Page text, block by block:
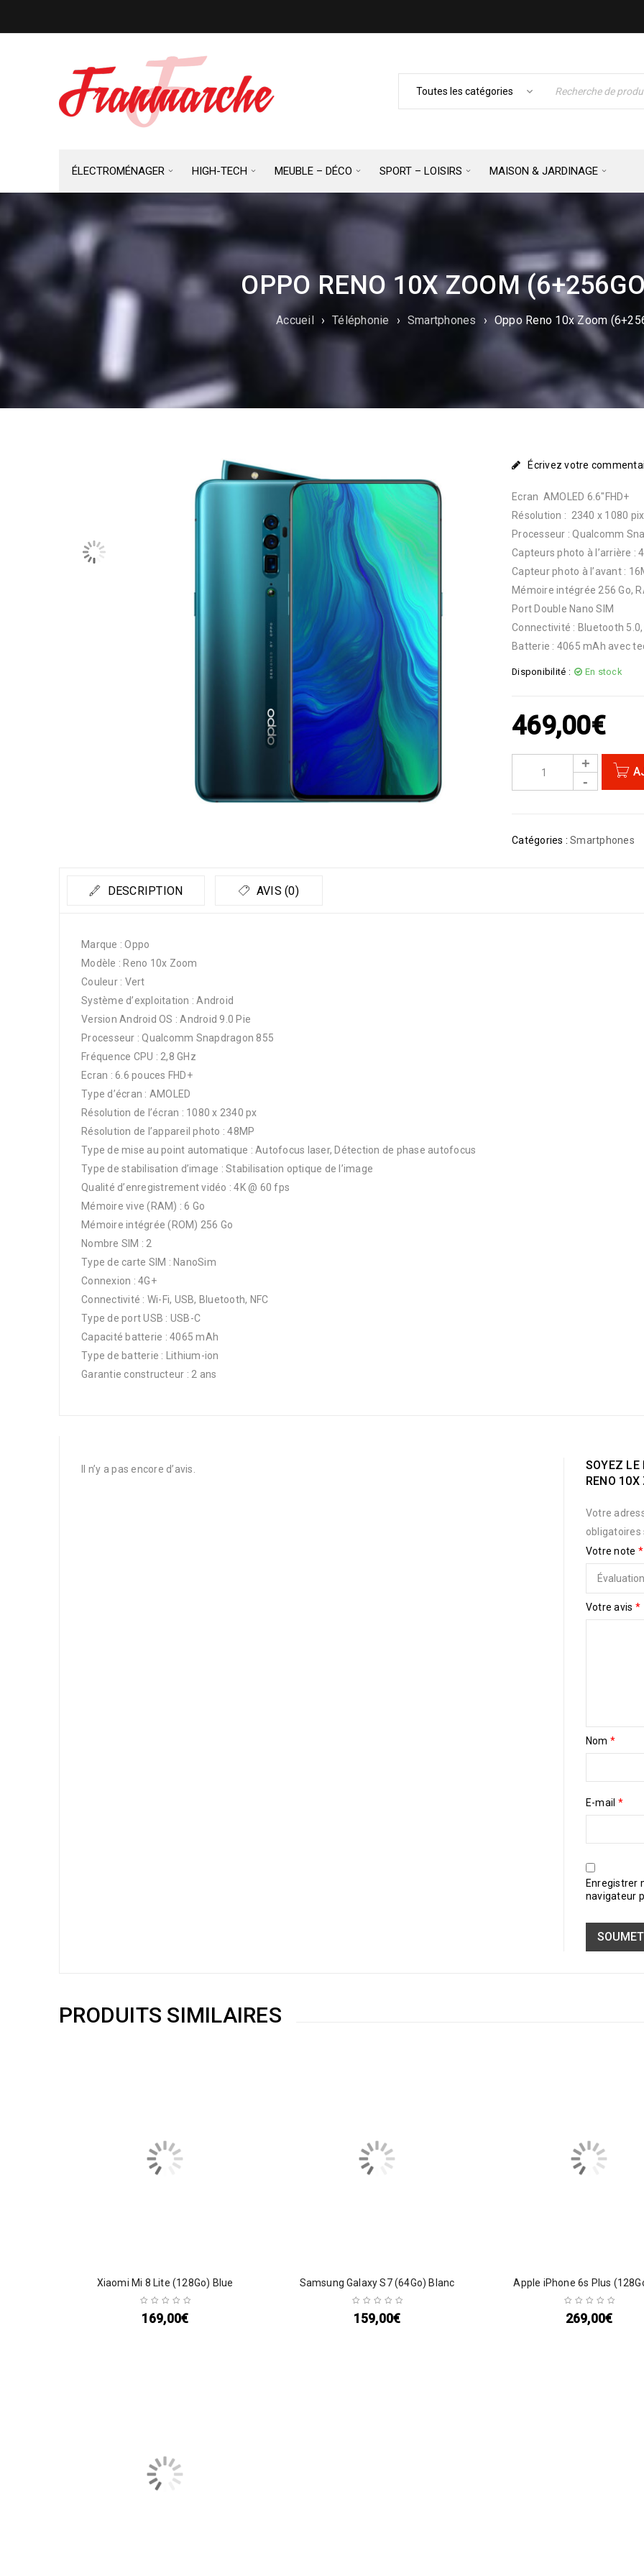
ÉLECTROMÉNAGER HIGH-TECH MEUBLE – DÉCO SPORT – LOISIRS MAISON & JARDINAGE
OPPO RENO 10X ZOOM
Accueil › Téléphonie › Smartphones › Oppo Reno 10x Zoom
Écrivez votre
Ecran AMOLED 6.6″FHD+
Résolution : 2340 x 1080
Processeur : Qualcomm
Capteurs photo à l’arrière :
Capteur photo à l’avant :
Mémoire intégrée 256 Go,
Port Double Nano SIM
Connectivité : Bluetooth 5.0,
Batterie : 4065 mAh avec
Disponibilité : En stock
469,00€
Catégories : Smartphones
DESCRIPTION AVIS (0)
Marque : Oppo
Modèle : Reno 10x Zoom
Couleur : Vert
Système d’exploitation : Android
Version Android OS : Android 9.0 Pie
Processeur : Qualcomm Snapdragon 855
Fréquence CPU : 2,8 GHz
Ecran : 6.6 pouces FHD+
Type d’écran : AMOLED
Résolution de l’écran : 1080 x 2340 px
Résolution de l’appareil photo : 48MP
Type de mise au point automatique : Autofocus laser, Détection de phase autofocus
Type de stabilisation d’image : Stabilisation optique de l’image
Qualité d’enregistrement vidéo : 4K @ 60 fps
Mémoire vive (RAM) : 6 Go
Mémoire intégrée (ROM) 256 Go
Nombre SIM : 2
Type de carte SIM : NanoSim
Connexion : 4G+
Connectivité : Wi-Fi, USB, Bluetooth, NFC
Type de port USB : USB-C
Capacité batterie : 4065 mAh
Type de batterie : Lithium-ion
Garantie constructeur : 2 ans
Il n’y a pas encore d’avis.
SOYEZ LE
RENO
Votre
obligatoires
Votre note *
Votre avis *
Nom *
E-mail *
Enregistrer
navigateur
PRODUITS SIMILAIRES
Xiaomi Mi 8 Lite (128Go) Blue
169,00€
Samsung Galaxy S7 (64Go) Blanc
159,00€
Apple iPhone 6s Plus
269,00€